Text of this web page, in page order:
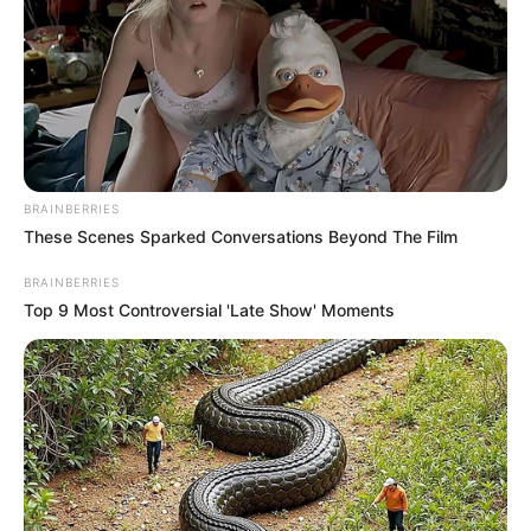
a jövőben ne forduljon elő hasonló tragikus eset az
épületben.
BRAINBERRIES
These Scenes Sparked Conversations Beyond The Film
BRAINBERRIES
Top 9 Most Controversial 'Late Show' Moments